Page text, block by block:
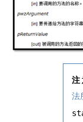
注
法